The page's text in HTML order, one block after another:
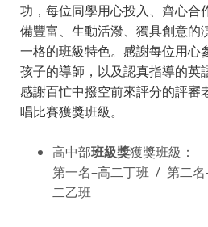
功，每位同學用心投入、齊心合
備豐富、生動活潑、獨具創意的
一格的班級特色。感謝每位用心
孩子的導師，以及認真指導的英
感謝百忙中撥空前來評分的評審
唱比賽獲獎班級。
高中部班級獎獲獎班級：
第一名–高二丁班 / 第二
二乙班